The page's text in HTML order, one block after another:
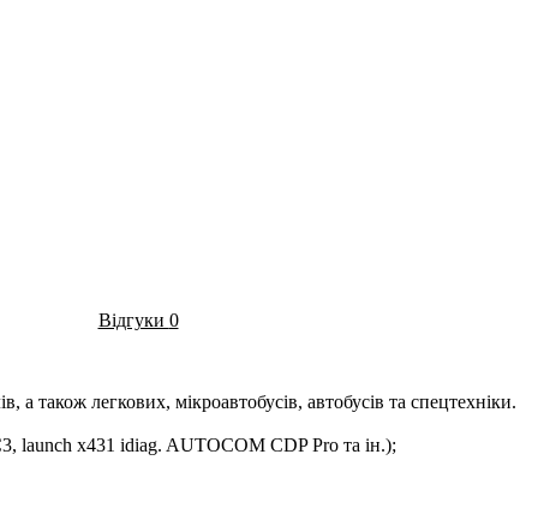
Відгуки 0
також легкових, мікроавтобусів, автобусів та спецтехніки.
launch x431 idiag. AUTOCOM CDP Pro та ін.);